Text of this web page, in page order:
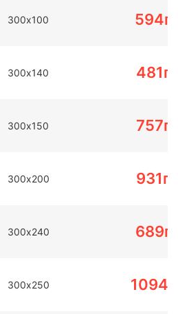
300х100 594
300х140 481
300х150 757
300х200 931
300х240 689
300х250 1094